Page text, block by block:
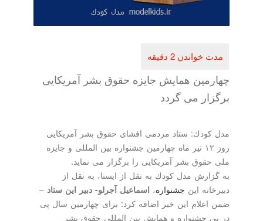
چهارمین همایش جایزه حقوق بشر آمریكایی
برگزار می گردد
مدل كودك: ستاد مردمی افشای حقوق بشر آمریكایی
روز ۱۲ تیر ماه چهارمین جشنواره بین المللی و جایزه
ملی حقوق بشر آمریكایی را برگزار می نماید.
به گزارش مدل كودك به نقل از ایسنا، به نقل از
دبیرخانه اینجشنواره ،اسماعیل آجرلو- دبیر این ستاد –
ضمن اعلام این خبر اضافه كرد: برای چهارمین سال پی
در پی جشنواره و همایش بین المللی حقوق بشر